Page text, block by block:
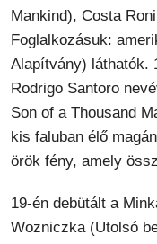
Mankind), Costa
Foglalkozásuk:
Alapítvány) láthatók.
Rodrigo Santoro
Son of a Thousand
kis faluban élő
örök fény, amely
19-én debütált a
Wozniczka (Utolsó